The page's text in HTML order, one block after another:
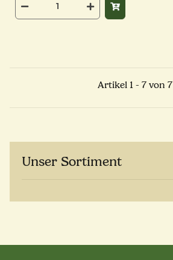
Artikel 1 - 7 von 7
Unser Sortiment